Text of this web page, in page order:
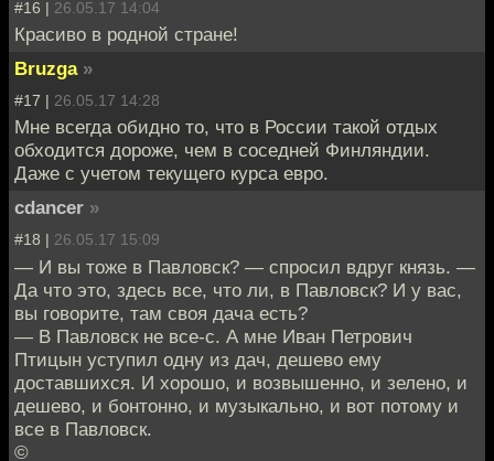
#16 | 26.05.17 14:04
Красиво в родной стране!
Bruzga »
#17 | 26.05.17 14:28
Мне всегда обидно то, что в России такой отдых
обходится дороже, чем в соседней Финляндии.
Даже с учетом текущего курса евро.
cdancer »
#18 | 26.05.17 15:09
— И вы тоже в Павловск? — спросил вдруг князь. —
Да что это, здесь все, что ли, в Павловск? И у вас,
вы говорите, там своя дача есть?
— В Павловск не все-с. А мне Иван Петрович
Птицын уступил одну из дач, дешево ему
доставшихся. И хорошо, и возвышенно, и зелено, и
дешево, и бонтонно, и музыкально, и вот потому и
все в Павловск.
©